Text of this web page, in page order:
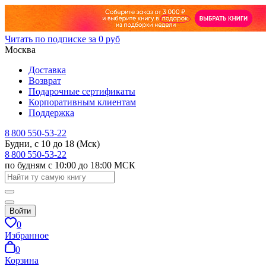
Читать по подписке за 0 руб
Москва
Доставка
Возврат
Подарочные сертификаты
Корпоративным клиентам
Поддержка
8 800 550-53-22
Будни, с 10 до 18 (Мск)
8 800 550-53-22
по будням с 10:00 до 18:00 МСК
Войти
0
Избранное
0
Корзина